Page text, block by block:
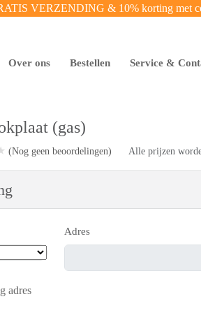
VERZENDING & 10% korting met
Over ons Bestellen Service &
(gas)
(Nog geen beoordelingen) Alle prijzen
Adres
adres